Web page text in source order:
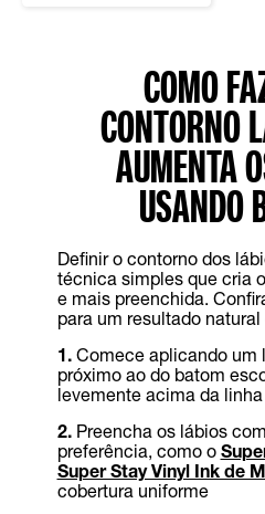
COMO
CONTORNO
AUMENTA
USANDO
Definir o contorno dos
técnica simples que cria
e mais preenchida.
para um resultado natural
1. Comece aplicando um
próximo ao do batom
levemente acima da
2. Preencha os lábios
preferência, como o
Super Stay Vinyl Ink de
cobertura uniforme